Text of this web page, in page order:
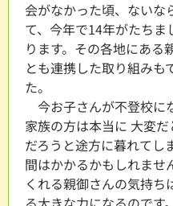
会がなかった頃、ないな
て、今年で14年がたち
ります。その各地にある
とも連携した取り組みも
た。
今お子さんが不登校に
家族の方は本当に 大変
だろうと途方に暮れてし
間はかかるかもしれませ
くれる親御さんの気持